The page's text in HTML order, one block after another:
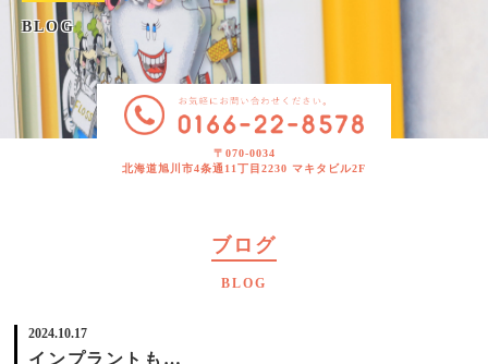
BLOG
〒070-0034
北海道旭川市4条通11丁目2230 マキタビル2F
ブログ
BLOG
2024.10.17
インプラントも…